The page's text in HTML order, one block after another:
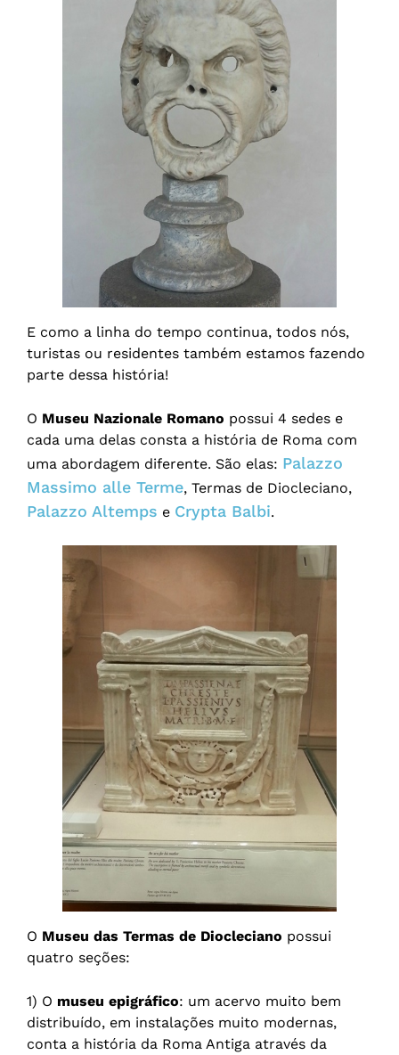
E como a linha do tempo continua, todos nós,
turistas ou residentes também estamos fazendo
parte dessa história!
O Museu Nazionale Romano possui 4 sedes e
cada uma delas consta a história de Roma com
uma abordagem diferente. São elas: Palazzo
Massimo alle Terme, Termas de Diocleciano,
Palazzo Altemps e Crypta Balbi.
O Museu das Termas de Diocleciano possui
quatro seções:
1) O museu epigráfico: um acervo muito bem
distribuído, em instalações muito modernas,
conta a história da Roma Antiga através da